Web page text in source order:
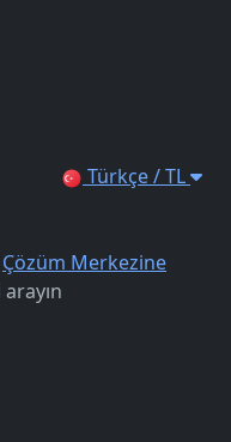
Türkçe / TL
Çözüm Merkezine